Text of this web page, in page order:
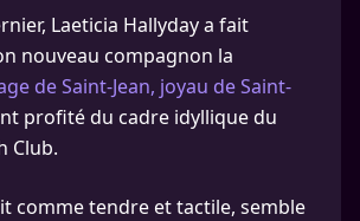
Laeticia Hallyday a fait
nouveau compagnon la
de Saint-Jean, joyau de Saint-
profité du cadre idyllique du
Club.
comme tendre et tactile, semble